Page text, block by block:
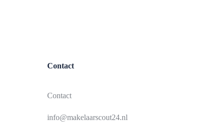
Contact
Contact
info@makelaarscout24.nl